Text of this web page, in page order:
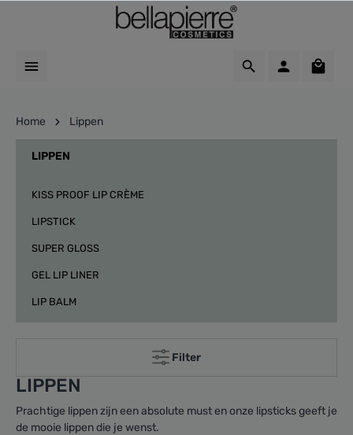
Home Lippen
LIPPEN
KISS PROOF LIP CRÈME
LIPSTICK
SUPER GLOSS
GEL LIP LINER
LIP BALM
Filter
LIPPEN
Prachtige lippen zijn een absolute must en onze lipsticks geeft je
de mooie lippen die je wenst.